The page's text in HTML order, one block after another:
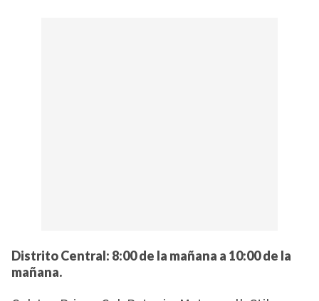
Distrito Central: 8:00 de la mañana a 10:00 de la
mañana.